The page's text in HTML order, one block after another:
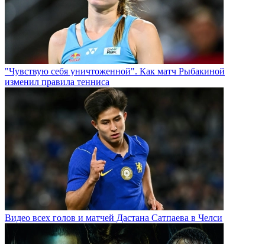
"Чувствую себя уничтоженной". Как матч Рыбакиной
изменил правила тенниса
Видео всех голов и матчей Дастана Сатпаева в Челси